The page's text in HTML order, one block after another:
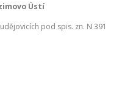
Ústí
pod spis. zn. N 391